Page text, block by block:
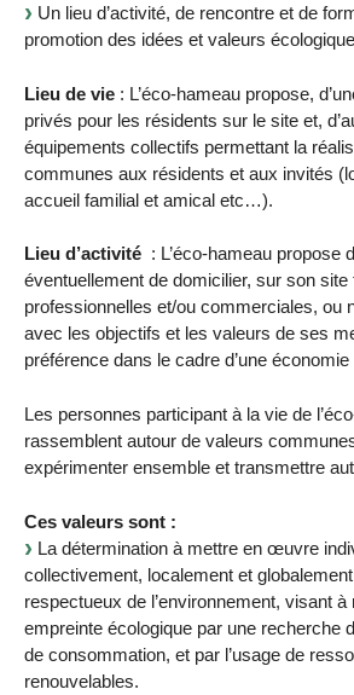
Un lieu d’activité, de rencontre et de
promotion des idées et valeurs
Lieu de vie : L’éco-hameau propose,
privés pour les résidents sur le site et,
équipements collectifs permettant la
communes aux résidents et aux invités
accueil familial et amical etc…).
Lieu d’activité : L’éco-hameau propose
éventuellement de domicilier, sur son
professionnelles et/ou commerciales, ou
avec les objectifs et les valeurs de ses
préférence dans le cadre d’une
Les personnes participant à la vie de
rassemblent autour de valeurs
expérimenter ensemble et transmettre
Ces valeurs sont :
La détermination à mettre en œuvre
collectivement, localement et
respectueux de l’environnement, visant à
empreinte écologique par une recherche
de consommation, et par l’usage de
renouvelables.